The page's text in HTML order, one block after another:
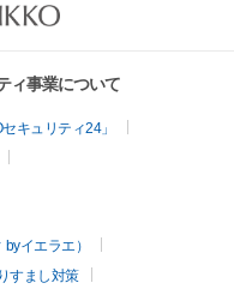
ィ事業について
キュリティ24」
イエラエ）
すまし対策